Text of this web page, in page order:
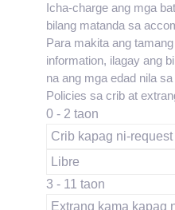
Icha-charge ang mga
bilang matanda sa
Para makita ang
information, ilagay ang
na ang mga edad nila
Policies sa crib at
0 - 2 taon
Crib kapag ni-request
Libre
3 - 11 taon
Extrang kama kapag